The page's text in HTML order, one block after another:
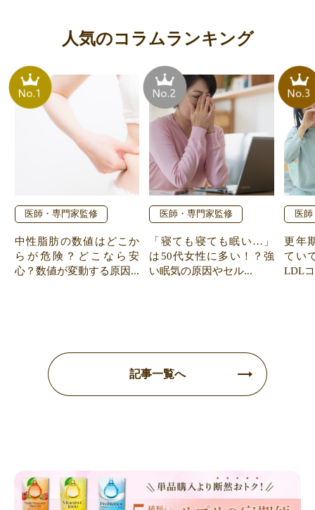
人気のコラムランキング
医師・専門家監修
中性脂肪の数値はどこか
らが危険？どこなら安
心？数値が変動する原因...
医師・専門家監修
「寝ても寝ても眠い…」
は50代女性に多い！？強
い眠気の原因やセル...
医
更年
てい
LDL
記事一覧へ